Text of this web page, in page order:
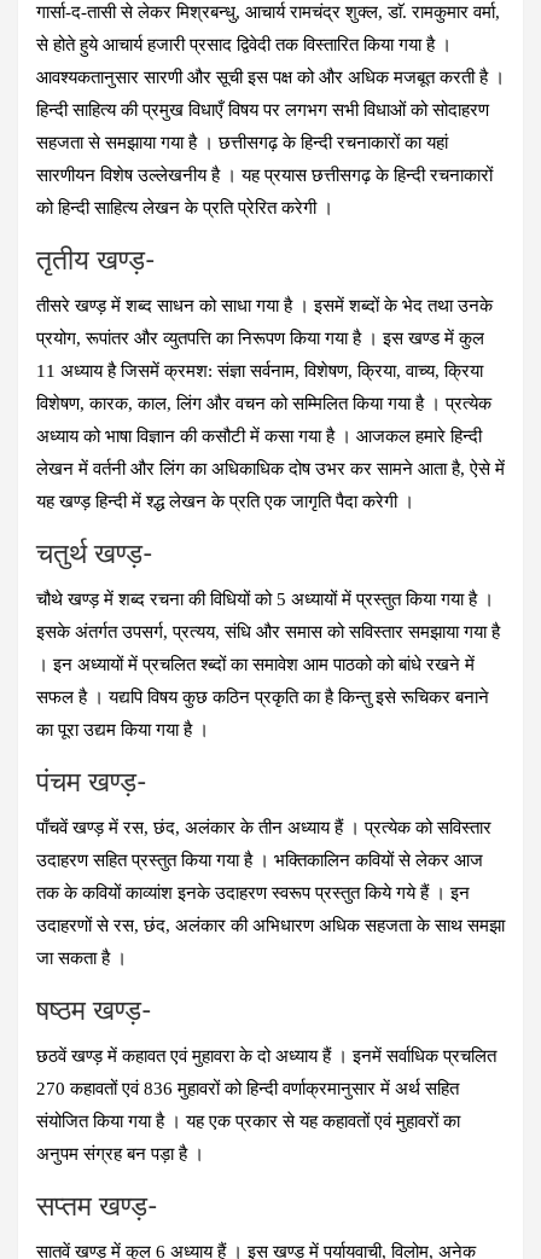
गार्सा-द-तासी से लेकर मिश्रबन्धु, आचार्य रामचंद्र शुक्ल, डाॅ. रामकुमार वर्मा,
से होते हुये आचार्य हजारी प्रसाद द्विवेदी तक विस्तारित किया गया है ।
आवश्‍यकतानुसार सारणी और सूची इस पक्ष को और अधिक मजबूत करती है ।
हिन्दी साहित्य की प्रमुख विधाएँ विषय पर लगभग सभी विधाओं को सोदाहरण
सहजता से समझाया गया है । छत्तीसगढ़ के हिन्दी रचनाकारों का यहां
सारणीयन विशेष उल्लेखनीय है । यह प्रयास छत्तीसगढ़ के हिन्दी रचनाकारों
को हिन्दी साहित्य लेखन के प्रति प्रेरित करेगी ।
तृतीय खण्‍ड़-
तीसरे खण्ड़ में शब्द साधन को साधा गया है । इसमें शब्दों के भेद तथा उनके
प्रयोग, रूपांतर और व्युतपत्ति का निरूपण किया गया है । इस खण्ड में कुल
11 अध्याय है जिसमें क्रमश: संज्ञा सर्वनाम, विशेषण, क्रिया, वाच्य, क्रिया
विशेषण, कारक, काल, लिंग और वचन को सम्मिलित किया गया है । प्रत्येक
अध्याय को भाषा विज्ञान की कसौटी में कसा गया है । आजकल हमारे हिन्दी
लेखन में वर्तनी और लिंग का अधिकाधिक दोष उभर कर सामने आता है, ऐसे में
यह खण्ड़ हिन्दी में श्‍द्ध लेखन के प्रति एक जागृति पैदा करेगी ।
चतुर्थ खण्‍ड़-
चौथे खण्ड़ में शब्द रचना की विधियों को 5 अध्यायों में प्रस्तुत किया गया है ।
इसके अंतर्गत उपसर्ग, प्रत्यय, संधि और समास को सविस्तार समझाया गया है
। इन अध्यायों में प्रचलित श्‍ब्दों का समावेश आम पाठको को बांधे रखने में
सफल है । यद्यपि विषय कुछ कठिन प्रकृति का है किन्तु इसे रूचिकर बनाने
का पूरा उद्यम किया गया है ।
पंचम खण्‍ड़-
पाँचवें खण्ड़ में रस, छंद, अलंकार के तीन अध्याय हैं । प्रत्येक को सविस्तार
उदाहरण सहित प्रस्तुत किया गया है । भक्तिकालिन कवियों से लेकर आज
तक के कवियों काव्यांश इनके उदाहरण स्वरूप प्रस्तुत किये गये हैं । इन
उदाहरणों से रस, छंद, अलंकार की अभिधारण अधिक सहजता के साथ समझा
जा सकता है ।
षष्‍ठम खण्‍ड़-
छठवें खण्ड़ में कहावत एवं मुहावरा के दो अध्याय हैं । इनमें सर्वाधिक प्रचलित
270 कहावतों एवं 836 मुहावरों को हिन्दी वर्णाक्रमानुसार में अर्थ सहित
संयोजित किया गया है । यह एक प्रकार से यह कहावतों एवं मुहावरों का
अनुपम संग्रह बन पड़ा है ।
सप्‍तम खण्‍ड़-
सातवें खण्ड़ में कुल 6 अध्याय हैं । इस खण्ड़ में पर्यायवाची, विलोम, अनेक